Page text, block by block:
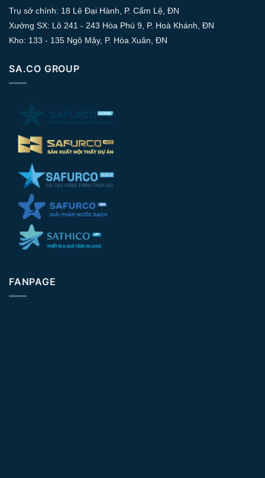
Trụ sở chính: 18 Lê Đại Hành, P. Cẩm Lệ, ĐN
Xưởng SX: Lô 241 - 243 Hòa Phú 9, P. Hoà Khánh, ĐN
Kho: 133 - 135 Ngô Mây, P. Hòa Xuân, ĐN
SA.CO GROUP
FANPAGE